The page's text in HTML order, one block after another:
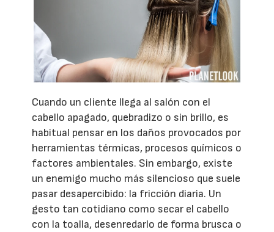
Cuando un cliente llega al salón con el
cabello apagado, quebradizo o sin brillo, es
habitual pensar en los daños provocados por
herramientas térmicas, procesos químicos o
factores ambientales. Sin embargo, existe
un enemigo mucho más silencioso que suele
pasar desapercibido: la fricción diaria. Un
gesto tan cotidiano como secar el cabello
con la toalla, desenredarlo de forma brusca o